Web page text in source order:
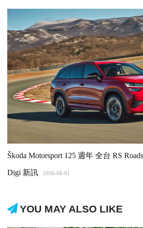
Škoda Motorsport 125 週年 全台 RS
Digi 新訊 2026-08-01
YOU MAY ALSO LIKE